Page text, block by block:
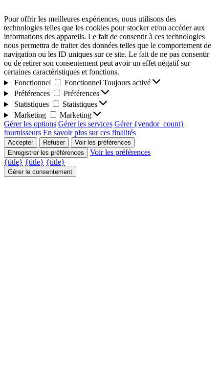
Pour offrir les meilleures expériences, nous utilisons des
technologies telles que les cookies pour stocker et/ou accéder aux
informations des appareils. Le fait de consentir à ces technologies
nous permettra de traiter des données telles que le comportement de
navigation ou les ID uniques sur ce site. Le fait de ne pas consentir
ou de retirer son consentement peut avoir un effet négatif sur
certaines caractéristiques et fonctions.
Fonctionnel
Fonctionnel Toujours activé
Préférences
Préférences
Statistiques
Statistiques
Marketing
Marketing
Gérer les options Gérer les services Gérer {vendor_count}
fournisseurs En savoir plus sur ces finalités
Accepter Refuser
Voir les préférences
Enregistrer les préférences
Voir les préférences
{title} {title} {title}
Gérer le consentement